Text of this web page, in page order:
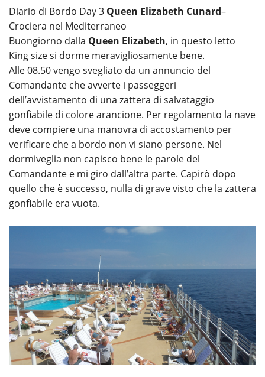
Diario di Bordo Day 3 Queen Elizabeth Cunard–
Crociera nel Mediterraneo
Buongiorno dalla Queen Elizabeth, in questo letto
King size si dorme meravigliosamente bene.
Alle 08.50 vengo svegliato da un annuncio del
Comandante che avverte i passeggeri
dell’avvistamento di una zattera di salvataggio
gonfiabile di colore arancione. Per regolamento la nave
deve compiere una manovra di accostamento per
verificare che a bordo non vi siano persone. Nel
dormiveglia non capisco bene le parole del
Comandante e mi giro dall’altra parte. Capirò dopo
quello che è successo, nulla di grave visto che la zattera
gonfiabile era vuota.